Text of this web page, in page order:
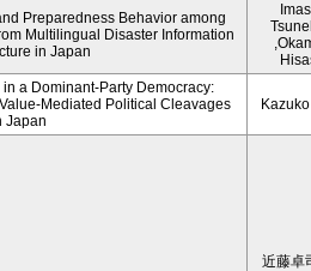
Preparedness Behavior among
Multilingual Disaster Information
in Japan
a Dominant-Party Democracy:
Mediated Political Cleavages
Japan
近藤卓